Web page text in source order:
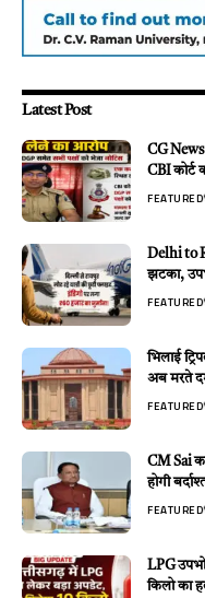
Latest Post
CG News
CBI कोर्ट
FEATURED
Delhi to
झटका,
FEATURED
भिलाई
अब मरते
FEATURED
CM Sai
होगी
FEATURED
LPG
किलो का